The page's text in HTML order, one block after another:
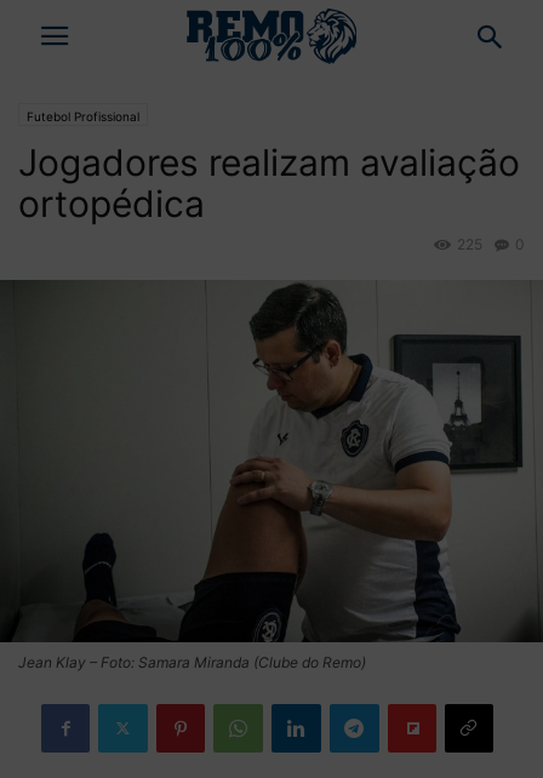
Futebol Profissional
Jogadores realizam avaliação
ortopédica
0
225
Jean Klay – Foto: Samara Miranda (Clube do Remo)